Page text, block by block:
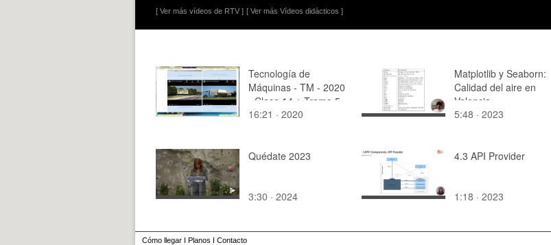
[ Ver más vídeos de RTV ] [ Ver más Vídeos didácticos ]
Tecnología de
Máquinas - TM - 2020
- Clase 14 ¿ Tramo 5
de 5
16:21 · 2020
Matplotlib y Seaborn:
Calidad del aire en
Valencia
5:48 · 2023
Quédate 2023
3:30 · 2024
4.3 API Provider
1:18 · 2023
Cómo llegar I Planos I Contacto